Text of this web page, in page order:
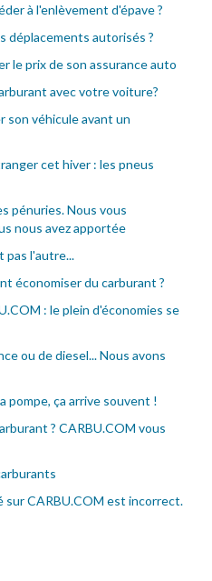
à l'enlèvement d'épave ?
déplacements autorisés ?
le prix de son assurance auto
avec votre voiture?
son véhicule avant un
cet hiver : les pneus
pénuries. Nous vous
nous avez apportée
pas l'autre...
économiser du carburant ?
: le plein d'économies se
ou de diesel... Nous avons
pompe, ça arrive souvent !
? CARBU.COM vous
sur CARBU.COM est incorrect.